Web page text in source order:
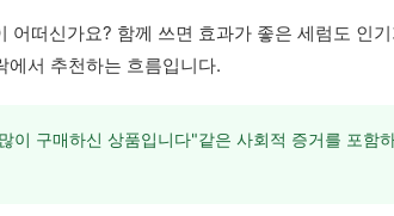
떠신가요? 함께 쓰면 효과가 좋은 세럼도 인
에서 추천하는 흐름입니다.
구매하신 상품입니다"같은 사회적 증거를 포함